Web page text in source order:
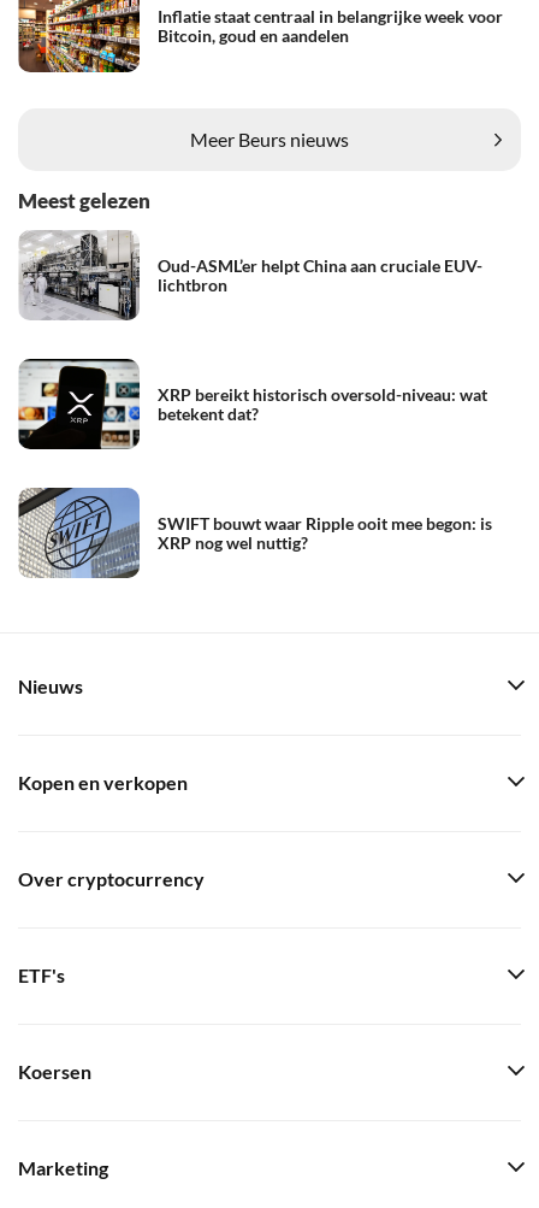
Inflatie staat centraal in belangrijke week voor
Bitcoin, goud en aandelen
Meer Beurs nieuws
Meest gelezen
Oud-ASML’er helpt China aan cruciale EUV-
lichtbron
XRP bereikt historisch oversold-niveau: wat
betekent dat?
SWIFT bouwt waar Ripple ooit mee begon: is
XRP nog wel nuttig?
Nieuws
Kopen en verkopen
Over cryptocurrency
ETF's
Koersen
Marketing